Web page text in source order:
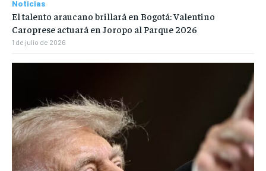
Noticias
El talento araucano brillará en Bogotá: Valentino
Caroprese actuará en Joropo al Parque 2026
1 de julio de 2026